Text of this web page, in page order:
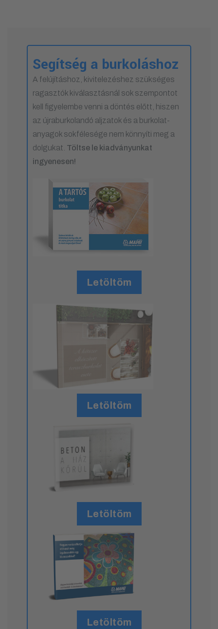
Segítség a burkoláshoz
A felújításhoz, kivitelezéshez szükséges
ragasztók kiválasztásnál sok szempontot
kell figyelembe venni a döntés előtt, hiszen
az újraburkolandó aljzatok és a burkolat-
anyagok sokfélesége nem könnyíti meg a
dolgukat. Töltse le kiadványunkat
ingyenesen!
Letöltöm
Letöltöm
Letöltöm
Letöltöm